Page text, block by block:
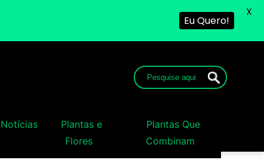
Notícias
Plantas e
Flores
Plantas Que
Combinam
Eu Quero!
X